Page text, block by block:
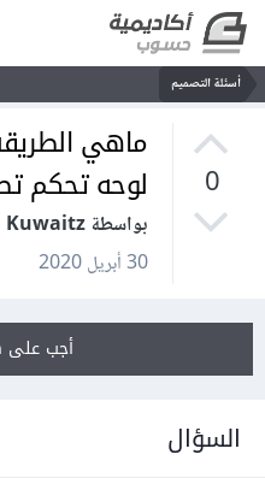
أسئلة التصميم
0
ماهي
لوحه تحكم
بواسطة Khaled Kuwaitz
30 أبريل 2020
أجب على
السؤال